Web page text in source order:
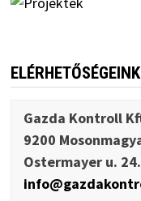
ELÉRHETŐSÉGEINK
Gazda Kontroll
9200
Ostermayer u. 24.